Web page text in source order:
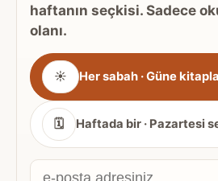
haftanın seçkisi. Sadece
olanı.
Gönderim
sıklığı
☀ Her sabah · Güne
🗓 Haftada bir · Pazartesi
E-